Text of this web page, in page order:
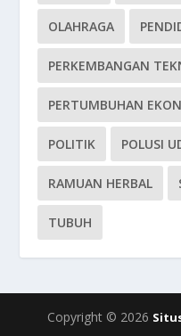
OLAHRAGA
PERKEMBANGAN
PERTUMBUHAN
POLITIK POLUSI
RAMUAN HERBAL
TUBUH
Copyright © 2026